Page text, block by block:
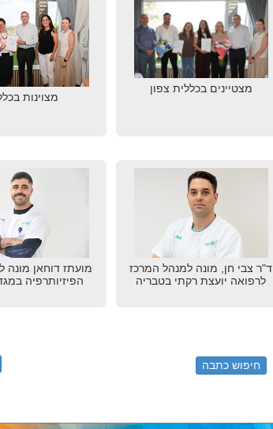
מצטיינים בכללית צפון
מצוינות
ד"ר צבי חן, מונה למנהל המרכז
לרפואה יועצת רקתי בטבריה
מועתז דוחאן מונה
הפיזיותרפיה